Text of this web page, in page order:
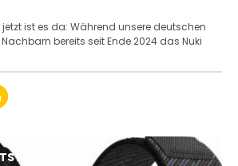
ist es da: Während unsere deutschen
bereits seit Ende 2024 das Nuki